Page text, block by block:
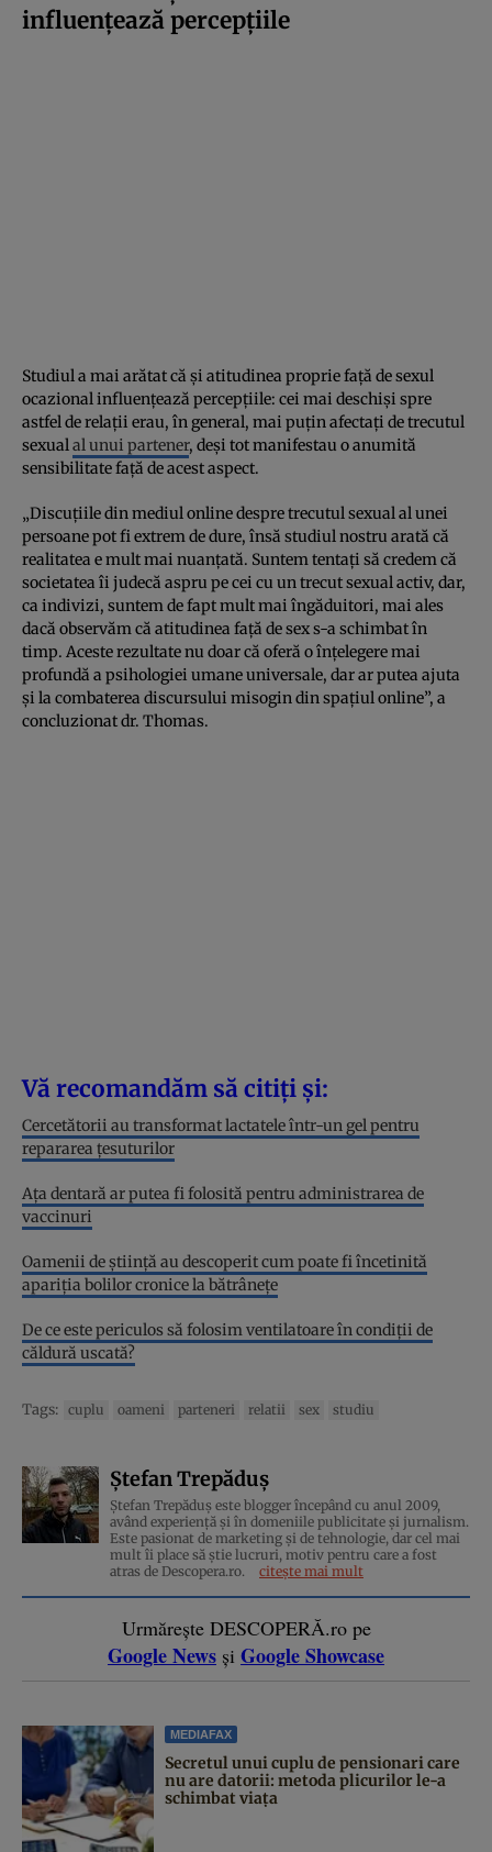
influențează percepțiile
Studiul a mai arătat că și atitudinea proprie față de sexul
ocazional influențează percepțiile: cei mai deschiși spre
astfel de relații erau, în general, mai puțin afectați de trecutul
sexualal unui partener, deși tot manifestau o anumită
sensibilitate față de acest aspect.
„Discuțiile din mediul online despre trecutul sexual al unei
persoane pot fi extrem de dure, însă studiul nostru arată că
realitatea e mult mai nuanțată. Suntem tentați să credem că
societatea îi judecă aspru pe cei cu un trecut sexual activ, dar,
ca indivizi, suntem de fapt mult mai îngăduitori, mai ales
dacă observăm că atitudinea față de sex s-a schimbat în
timp. Aceste rezultate nu doar că oferă o înțelegere mai
profundă a psihologiei umane universale, dar ar putea ajuta
și la combaterea discursului misogin din spațiul online”, a
concluzionat dr. Thomas.
Vă recomandăm să citiți și:
Cercetătorii au transformat lactatele într-un gel pentru
repararea țesuturilor
Ața dentară ar putea fi folosită pentru administrarea de
vaccinuri
Oamenii de știință au descoperit cum poate fi încetinită
apariția bolilor cronice la bătrânețe
De ce este periculos să folosim ventilatoare în condiții de
căldură uscată?
Tags: cuplu oameni parteneri relatii sex studiu
Ștefan Trepăduș
Ștefan Trepăduș este blogger începând cu anul 2009,
având experiență și în domeniile publicitate și jurnalism.
Este pasionat de marketing și de tehnologie, dar cel mai
mult îi place să știe lucruri, motiv pentru care a fost
atras de Descopera.ro.
citește mai mult
Urmărește DESCOPERĂ.ro pe
Google News și Google Showcase
MEDIAFAX
Secretul unui cuplu de pensionari care
nu are datorii: metoda plicurilor le-a
schimbat viața